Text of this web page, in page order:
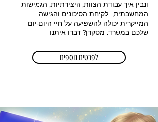
ונבין איך עבודת הצוות, היצירתיות, הגמישות
המחשבתית, לקיחת הסיכונים והגישה
המייקרית יכולה להשפיעה על חיי היום-יום
שלכם במשרד. מסקרן? דברו איתנו
לפרטים נוספים